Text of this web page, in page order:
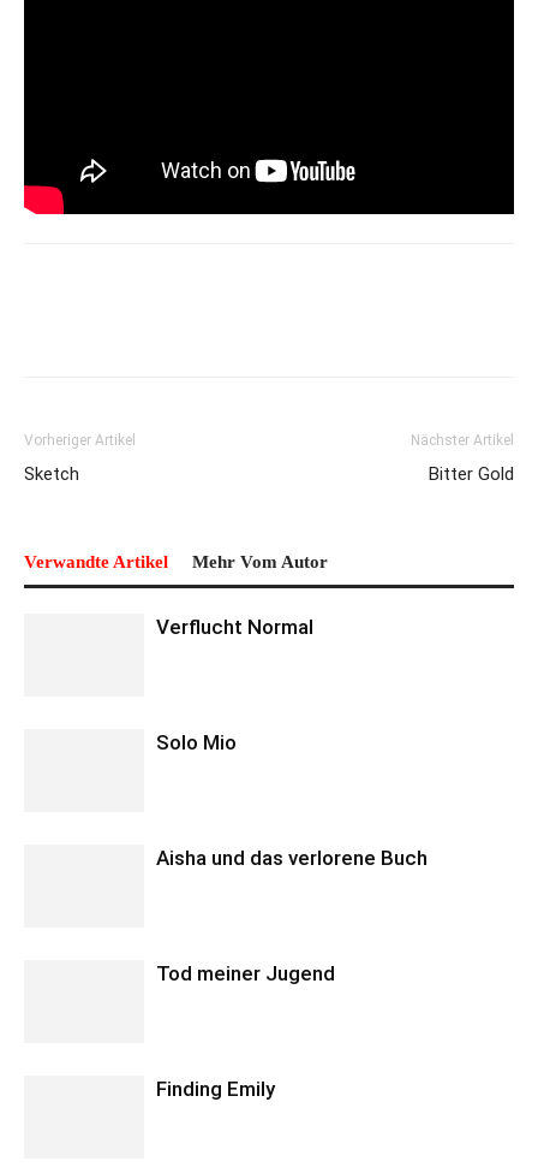
Vorheriger Artikel
Sketch
Nächster Artikel
Bitter Gold
Verwandte Artikel Mehr Vom Autor
Verflucht Normal
Solo Mio
Aisha und das verlorene Buch
Tod meiner Jugend
Finding Emily